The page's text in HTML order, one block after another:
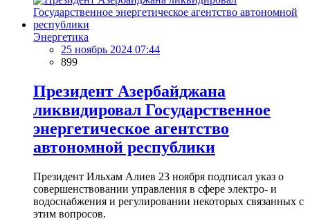
Энергетика
25 ноябрь 2024 07:44
899
Президент Азербайджана
ликвидировал Государственное
энергетическое агентство
автономной республики
Президент Ильхам Алиев 23 ноября подписал указ о
совершенствовании управления в сфере электро- и
водоснабжения и регулировании некоторых связанных с
этим вопросов.